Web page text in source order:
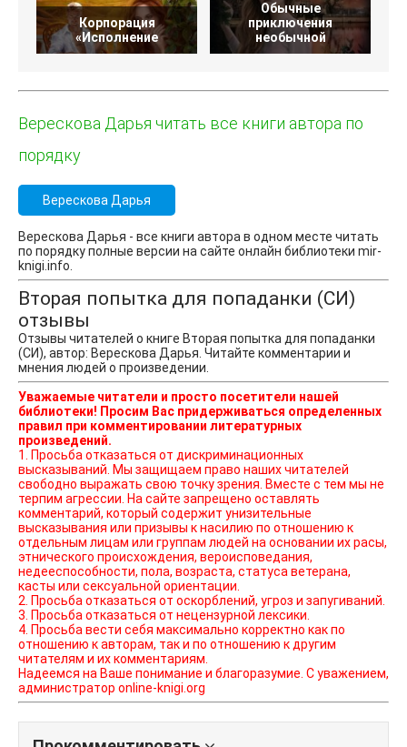
Корпорация
«Исполнение
Обычные
приключения
необычной
Верескова Дарья читать все книги автора по
порядку
Верескова Дарья
Верескова Дарья - все книги автора в одном месте читать
по порядку полные версии на сайте онлайн библиотеки mir-
knigi.info.
Вторая попытка для попаданки (СИ)
отзывы
Отзывы читателей о книге Вторая попытка для попаданки
(СИ), автор: Верескова Дарья. Читайте комментарии и
мнения людей о произведении.
Уважаемые читатели и просто посетители нашей
библиотеки! Просим Вас придерживаться определенных
правил при комментировании литературных
произведений.
1. Просьба отказаться от дискриминационных
высказываний. Мы защищаем право наших читателей
свободно выражать свою точку зрения. Вместе с тем мы не
терпим агрессии. На сайте запрещено оставлять
комментарий, который содержит унизительные
высказывания или призывы к насилию по отношению к
отдельным лицам или группам людей на основании их расы,
этнического происхождения, вероисповедания,
недееспособности, пола, возраста, статуса ветерана,
касты или сексуальной ориентации.
2. Просьба отказаться от оскорблений, угроз и запугиваний.
3. Просьба отказаться от нецензурной лексики.
4. Просьба вести себя максимально корректно как по
отношению к авторам, так и по отношению к другим
читателям и их комментариям.
Надеемся на Ваше понимание и благоразумие. С уважением,
администратор online-knigi.org